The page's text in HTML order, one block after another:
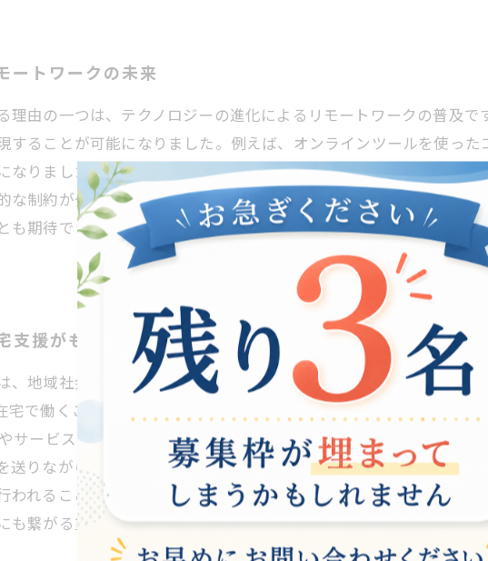
ートワークの未来
理由の一つは、テクノロジーの進化によるリモートワークの普及
することが可能になりました。例えば、オンラインツールを使っ
なりました。さらに、在宅支援を通じて通勤の負担を軽減し、スト
な制約が少ないため、一人ひとりのライフスタイルに合わせた働
も期待できます。今後も、在宅支援の可能性を探ることは、より
援がもたらす新たなコミュニティ
、地域社会とのつながりの強化です。テクノロジーの進化により
宅で働くことにより、障がい者や高齢者は自宅での生活を維持し
サービスと連携し、具体的な仕事内容を通じて地域の一員として
送りながら、地域イベントやボランティア活動に参加する機会も増
われることで、地域コミュニティの発展にも寄与することが期待
繋がる重要な要素です。今後もその可能性を探り続けることが求